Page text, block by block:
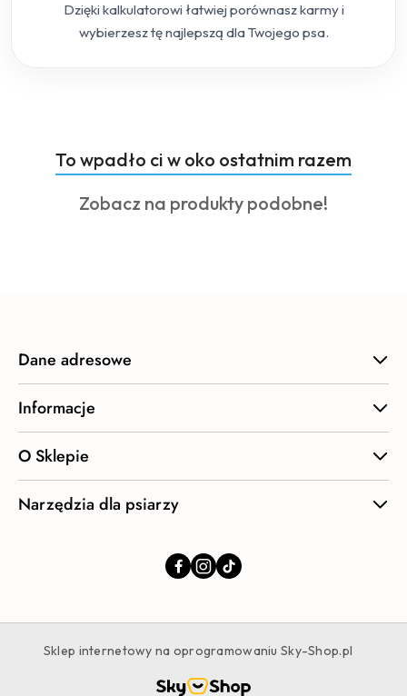
Dzięki kalkulatorowi łatwiej porównasz karmy i
wybierzesz tę najlepszą dla Twojego psa.
Pomiń karuzelę produktów
Produkty
o
statusie:
To wpadło ci w oko ostatnim razem
Produkty
Zobacz na produkty podobne!
Dane adresowe
Informacje
O Sklepie
Narzędzia dla psiarzy
Sklep internetowy na oprogramowaniu Sky-Shop.pl